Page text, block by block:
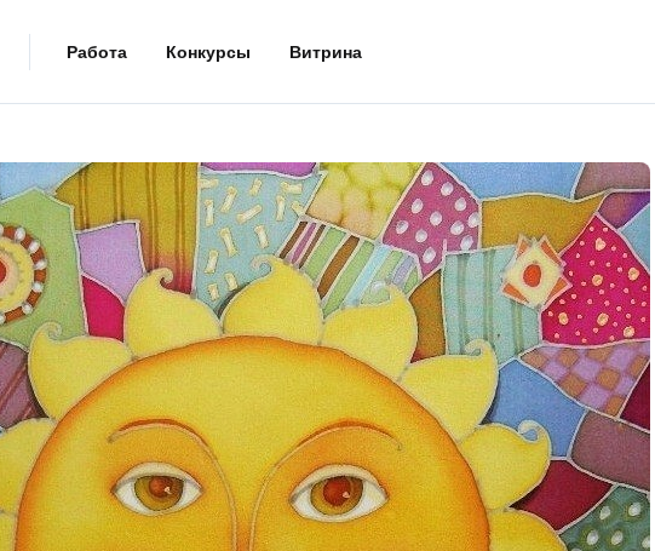
Работа Конкурсы Витрина